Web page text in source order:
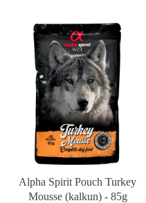
Alpha Spirit Pouch Turkey
Mousse (kalkun) - 85g